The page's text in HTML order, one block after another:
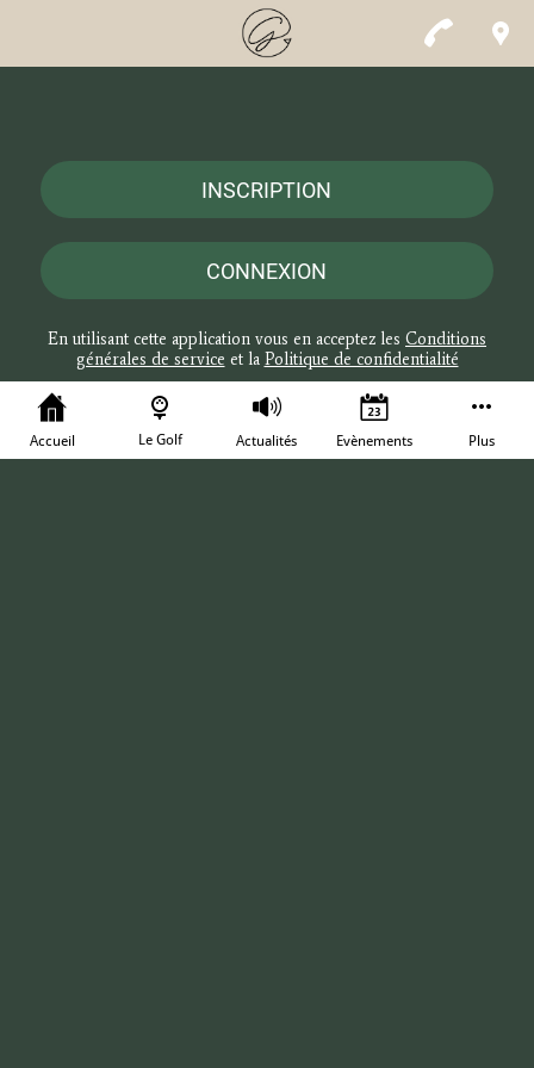
INSCRIPTION
CONNEXION
En utilisant cette application vous en acceptez les Conditions
générales de service et la Politique de confidentialité
Accueil Le Golf Actualités Evènements Plus